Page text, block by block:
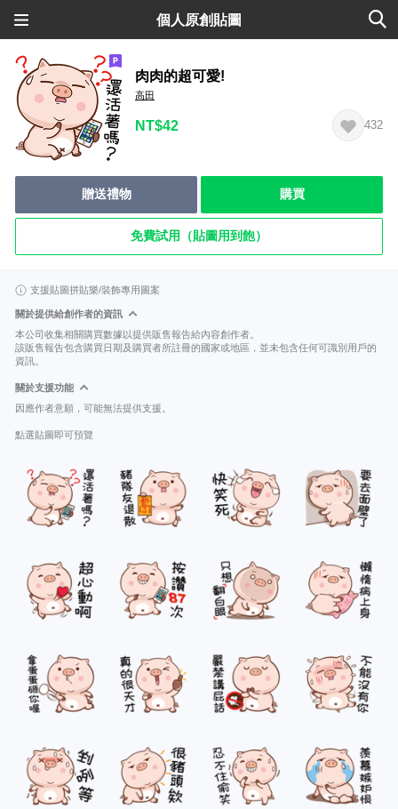
個人原創貼圖
肉肉的超可愛!
高田
NT$42 432
贈送禮物 購買
免費試用（貼圖用到飽）
支援貼圖拼貼樂/裝飾專用圖案
關於提供給創作者的資訊
本公司收集相關購買數據以提供販售報告給內容創作者。
該販售報告包含購買日期及購買者所註冊的國家或地區，並未包含任何可識別用戶的
資訊。
關於支援功能
因應作者意願，可能無法提供支援。
點選貼圖即可預覽